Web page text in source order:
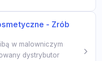
- Zrób
w malowniczym
dystrybutor